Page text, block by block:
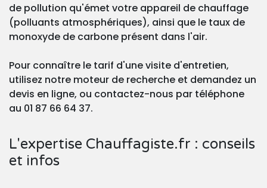
de pollution qu'émet votre appareil de chauffage
(polluants atmosphériques), ainsi que le taux de
monoxyde de carbone présent dans l'air.
Pour connaître le tarif d'une visite d'entretien,
utilisez notre moteur de recherche et demandez un
devis en ligne, ou contactez-nous par téléphone
au 01 87 66 64 37.
L'expertise Chauffagiste.fr : conseils
et infos